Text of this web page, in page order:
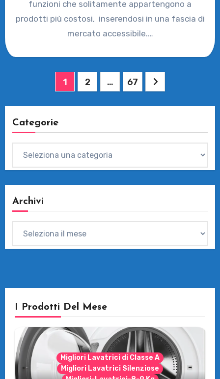
funzioni che solitamente appartengono a
prodotti più costosi, inserendosi in una fascia di
mercato accessibile.…
Paginazione
articoli
1 2 … 67
Categorie
Archivi
I Prodotti Del Mese
Migliori Lavatrici di Classe A
Migliori Lavatrici Silenziose